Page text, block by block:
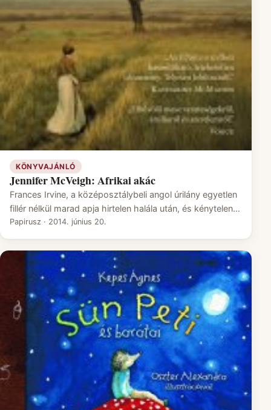
KÖNYVAJÁNLÓ
Jennifer McVeigh: Afrikai akác
Frances Irvine, a középosztálybeli angol úrilány egyetlen
fillér nélkül marad apja hirtelen halála után, és kénytelen…
Papirusz · 2014. június 20.